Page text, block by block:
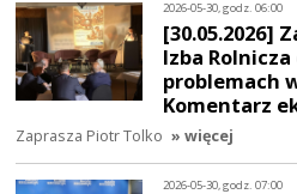
2026-05-30, godz. 06:00
[30.05.2026]
Izba
problemach
Komentarz
Zaprasza Piotr Tolko » więcej
2026-05-30, godz. 07:00